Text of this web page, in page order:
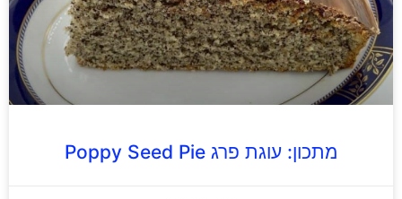
מתכון: עוגת פרג Poppy Seed Pie